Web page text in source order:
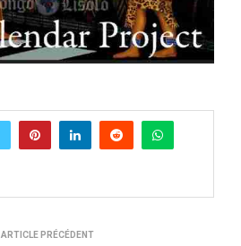
ARTICLE PRÉCÉDENT